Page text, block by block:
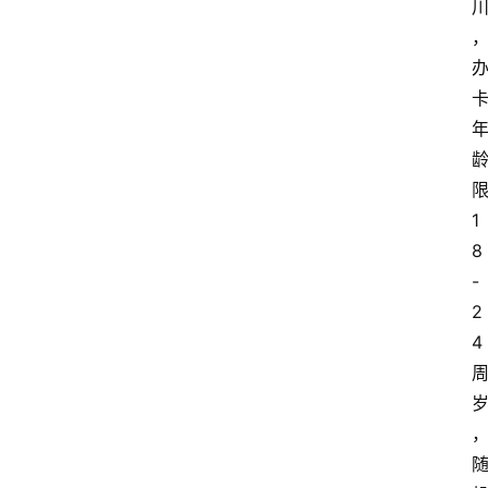
川
，
办
卡
年
龄
限
1
8
-
2
4
周
岁
，
随